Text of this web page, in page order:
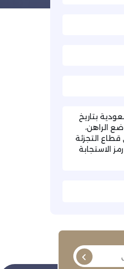
بتاريخ
الراهن،
التجزئة
الاستجابة